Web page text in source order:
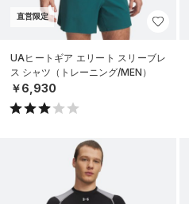
直営限定
UAヒートギア エリート スリーブレ
ス シャツ（トレーニング/MEN）
￥6,930